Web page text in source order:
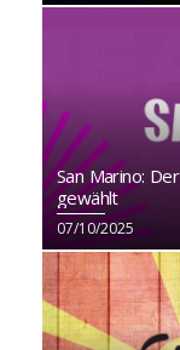
San Marino:
gewählt
07/10/2025